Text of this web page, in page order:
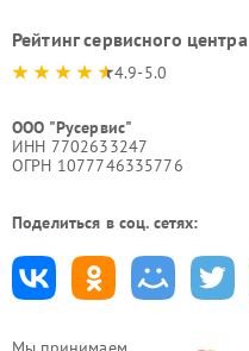
Рейтинг сервисного центра
4.9-5.0
ООО "Русервис"
ИНН 7702633247
ОГРН 1077746335776
Поделиться в соц. сетях: